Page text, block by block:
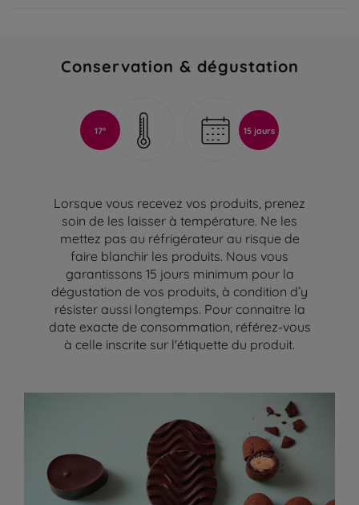
Conservation & dégustation
17° 15 jours
Lorsque vous recevez vos produits, prenez
soin de les laisser à température. Ne les
mettez pas au réfrigérateur au risque de
faire blanchir les produits. Nous vous
garantissons 15 jours minimum pour la
dégustation de vos produits, à condition d’y
résister aussi longtemps. Pour connaitre la
date exacte de consommation, référez-vous
à celle inscrite sur l'étiquette du produit.